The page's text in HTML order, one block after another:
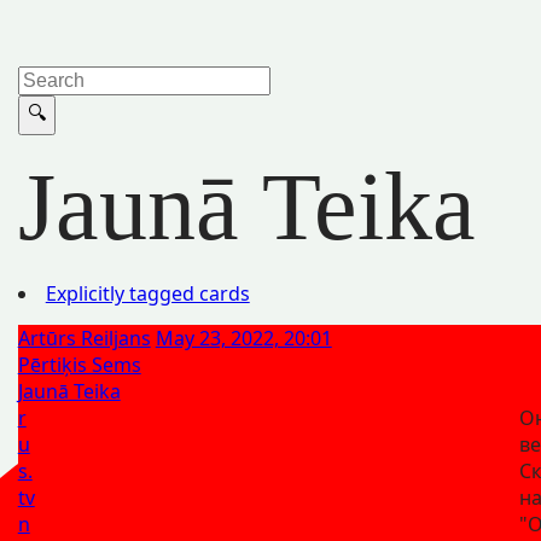
Jaunā Teika
Explicitly tagged cards
Artūrs Reiljans May 23, 2022, 20:01
Pērtiķis Sems
Jaunā Teika
r
u
s.
tv
n